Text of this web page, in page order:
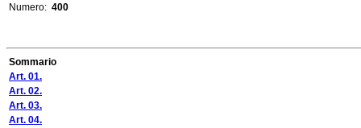
Numero: 400
Sommario
Art. 01.
Art. 02.
Art. 03.
Art. 04.